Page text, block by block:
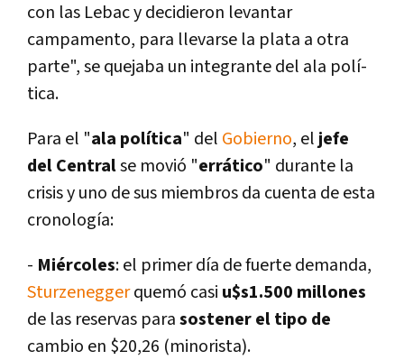
con las Lebac y decidieron levantar
campamento, para llevarse la plata a otra
parte", se quejaba un integrante del ala polí­
tica.
Para el "ala polí­tica" del Gobierno, eljefe
del Centralse movió "errático" durante la
crisis y uno de sus miembros da cuenta de esta
cronologí­a:
- Miércoles: el primer dí­a de fuerte demanda,
Sturzeneggerquemó casi u$s1.500 millones
de las reservas parasostener el tipo de
cambio en $20,26 (minorista).